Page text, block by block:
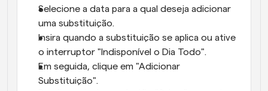
Selecione a data para a qual deseja adicionar
uma substituição.
Insira quando a substituição se aplica ou ative
o interruptor "Indisponível o Dia Todo".
Em seguida, clique em "Adicionar
Substituição".